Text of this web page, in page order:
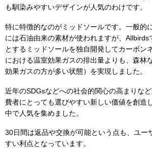
も馴染みやすいデザインが人気のわけです。
特に特徴的なのがミッドソールです。一般的
には石油由来の素材が使われますが、Allbirds
とするミッドソールを独自開発してカーボン
における温室効果ガスの排出量よりも、森林
効果ガスの方が多い状態）を実現しました。
近年のSDGsなどへの社会的関心の高まりな
費者にとっても選びやすい新しい価値を創造
中で人気を集めました。
30日間は返品や交換が可能という点も、ユー
すい利点となっています。